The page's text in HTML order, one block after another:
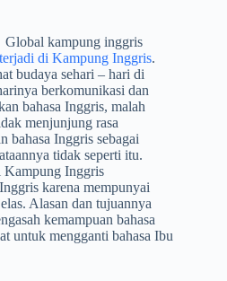
Global kampung inggris
di Kampung Inggris.
budaya sehari – hari di
berkomunikasi dan
bahasa Inggris, malah
menjunjung rasa
bahasa Inggris sebagai
tidak seperti itu.
Kampung Inggris
karena mempunyai
Alasan dan tujuannya
kemampuan bahasa
untuk mengganti bahasa Ibu